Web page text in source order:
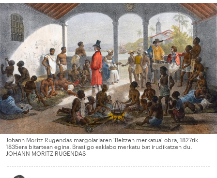
Johann Moritz Rugendas margolariaren 'Beltzen merkatua' obra, 1827tik
1835era bitartean egina. Brasilgo esklabo merkatu bat irudikatzen du.
JOHANN MORITZ RUGENDAS